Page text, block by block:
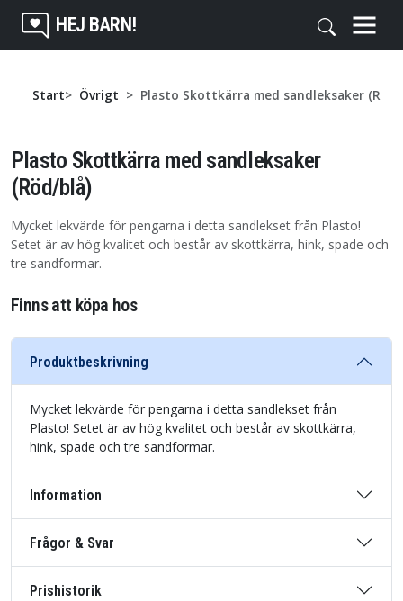
HEJ BARN!
Start Övrigt Plasto Skottkärra med sandleksaker (Röd/
Plasto Skottkärra med sandleksaker
(Röd/blå)
Mycket lekvärde för pengarna i detta sandlekset från Plasto!
Setet är av hög kvalitet och består av skottkärra, hink, spade och
tre sandformar.
Finns att köpa hos
Produktbeskrivning
Mycket lekvärde för pengarna i detta sandlekset från
Plasto! Setet är av hög kvalitet och består av skottkärra,
hink, spade och tre sandformar.
Information
Frågor & Svar
Prishistorik